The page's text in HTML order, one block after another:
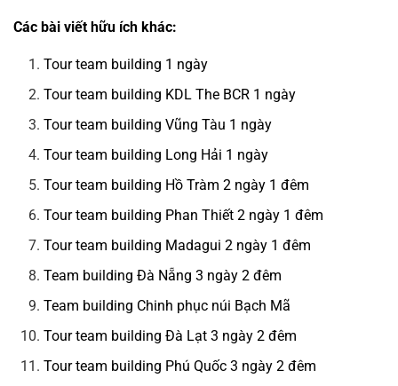
Các bài viết hữu ích khác:
Tour team building 1 ngày
Tour team building KDL The BCR 1 ngày
Tour team building Vũng Tàu 1 ngày
Tour team building Long Hải 1 ngày
Tour team building Hồ Tràm 2 ngày 1 đêm
Tour team building Phan Thiết 2 ngày 1 đêm
Tour team building Madagui 2 ngày 1 đêm
Team building Đà Nẵng 3 ngày 2 đêm
Team building Chinh phục núi Bạch Mã
Tour team building Đà Lạt 3 ngày 2 đêm
Tour team building Phú Quốc 3 ngày 2 đêm